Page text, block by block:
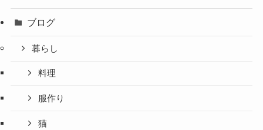
ブログ
暮らし
料理
服作り
猫